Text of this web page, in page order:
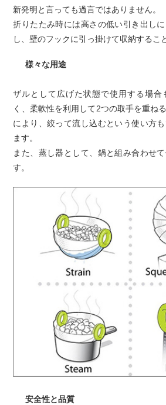
新発明と言っても過言ではありません。
折りたたみ時には高さの低い引き出し
し、壁のフックに引っ掛けて収納するこ
様々な用途
ザルとして広げた状態で使用する場合
く、柔軟性を利用して2つの取手を重ね
により、絞って流し込むという使い方
ます。
また、蒸し器として、鍋と組み合わせ
す。
安全性と品質